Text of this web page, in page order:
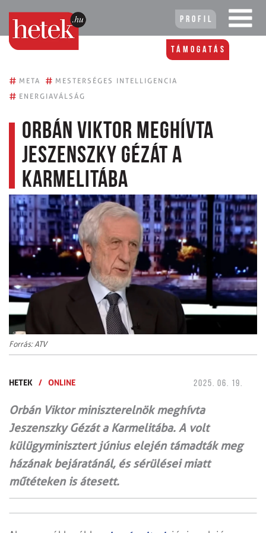
Profil
Támogatás
# META # MESTERSÉGES INTELLIGENCIA
# ENERGIAVÁLSÁG
Orbán Viktor meghívta
Jeszenszky Gézát a
Karmelitába
Forrás: ATV
HETEK / ONLINE 2025. 06. 19.
Orbán Viktor miniszterelnök meghívta
Jeszenszky Gézát a Karmelitába. A volt
külügyminisztert június elején támadták meg
házának bejáratánál, és sérülései miatt
műtéteken is átesett.